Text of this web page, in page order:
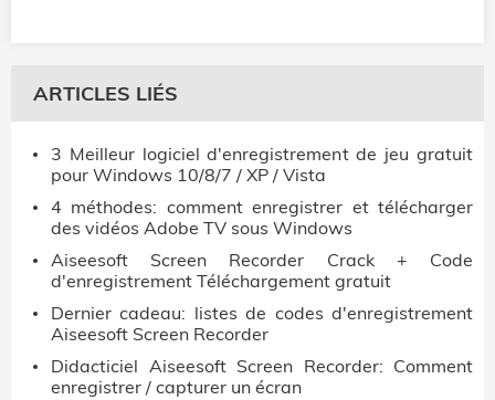
ARTICLES LIÉS
3 Meilleur logiciel d'enregistrement de jeu gratuit
pour Windows 10/8/7 / XP / Vista
4 méthodes: comment enregistrer et télécharger
des vidéos Adobe TV sous Windows
Aiseesoft Screen Recorder Crack + Code
d'enregistrement Téléchargement gratuit
Dernier cadeau: listes de codes d'enregistrement
Aiseesoft Screen Recorder
Didacticiel Aiseesoft Screen Recorder: Comment
enregistrer / capturer un écran